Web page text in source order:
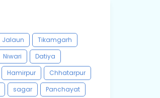
Jalaun
Tikamgarh
Niwari
Datiya
Hamirpur
Chhatarpur
sagar
Panchayat